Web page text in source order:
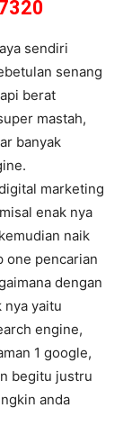
sendiri
senang
berat
mastah,
banyak
marketing
enak nya
naik
one pencarian
dengan
nya yaitu
engine,
1 google,
begitu justru
anda